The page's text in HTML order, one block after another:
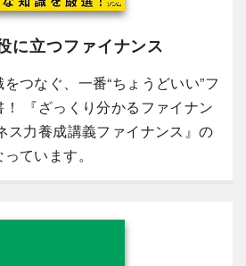
に立つファイナンス
つなぐ、一番“ちょうどいい”フ
『ざっくり分かるファイナン
ス力養成講義ファイナンス』の
ています。